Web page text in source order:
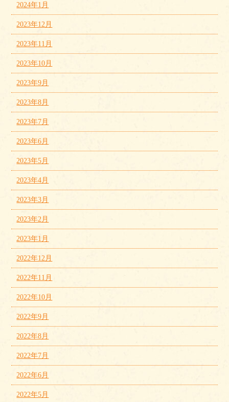
2024年1月
2023年12月
2023年11月
2023年10月
2023年9月
2023年8月
2023年7月
2023年6月
2023年5月
2023年4月
2023年3月
2023年2月
2023年1月
2022年12月
2022年11月
2022年10月
2022年9月
2022年8月
2022年7月
2022年6月
2022年5月